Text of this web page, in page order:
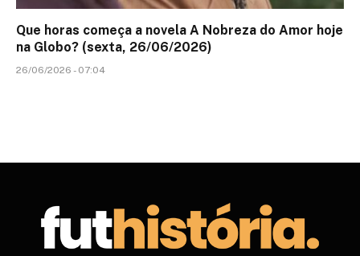
Que horas começa a novela A Nobreza do Amor hoje
na Globo? (sexta, 26/06/2026)
26/06/2026 - 07:04